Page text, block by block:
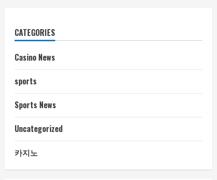
CATEGORIES
Casino News
sports
Sports News
Uncategorized
카지노